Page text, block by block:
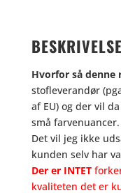
BESKRIVELSE
Hvorfor så denne
stofleverandør
af EU) og der vil
små farvenuancer.
Det vil jeg ikke
kunden selv har
Der er INTET
kvaliteten det er